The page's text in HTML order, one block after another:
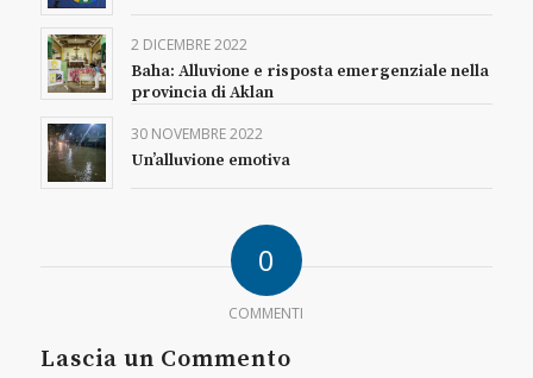
2 DICEMBRE 2022
Baha: Alluvione e risposta emergenziale nella
provincia di Aklan
30 NOVEMBRE 2022
Un’alluvione emotiva
0
COMMENTI
Lascia un Commento